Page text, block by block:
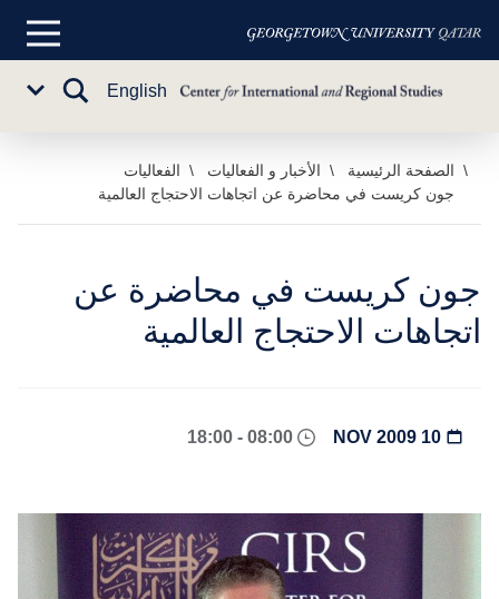
تخطي
المحتوى
القائمة
English
تبديل
الصفحة الرئيسية الأخبار و الفعاليات
الفعاليات
جون كريست في محاضرة عن اتجاهات الاحتجاج العالمية
جون كريست في محاضرة عن
اتجاهات الاحتجاج العالمية